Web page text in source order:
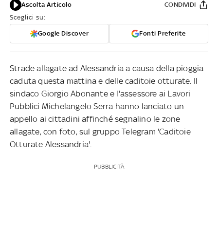
Ascolta Articolo
Sceglici su:
Google Discover Fonti Preferite
CONDIVIDI
Strade allagate ad Alessandria a causa della pioggia
caduta questa mattina e delle caditoie otturate. Il
sindaco Giorgio Abonante e l'assessore ai Lavori
Pubblici Michelangelo Serra hanno lanciato un
appello ai cittadini affinché segnalino le zone
allagate, con foto, sul gruppo Telegram 'Caditoie
Otturate Alessandria'.
PUBBLICITÀ